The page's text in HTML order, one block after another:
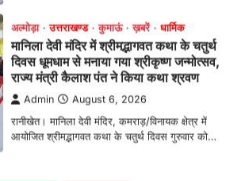
अल्मोड़ा उत्तराखण्ड कुमाऊं ख़बरें धार्मिक
मानिला देवी मंदिर में श्रीमद्भागवत कथा के चतुर्थ
दिवस धूमधाम से मनाया गया श्रीकृष्ण जन्मोत्सव,
राज्य मंत्री कैलाश पंत ने किया कथा श्रवण
Admin August 6, 2026
रानीखेत। मानिला देवी मंदिर, कमराड़/विनायक क्षेत्र में
आयोजित श्रीमद्भागवत कथा के चतुर्थ दिवस गुरुवार को…